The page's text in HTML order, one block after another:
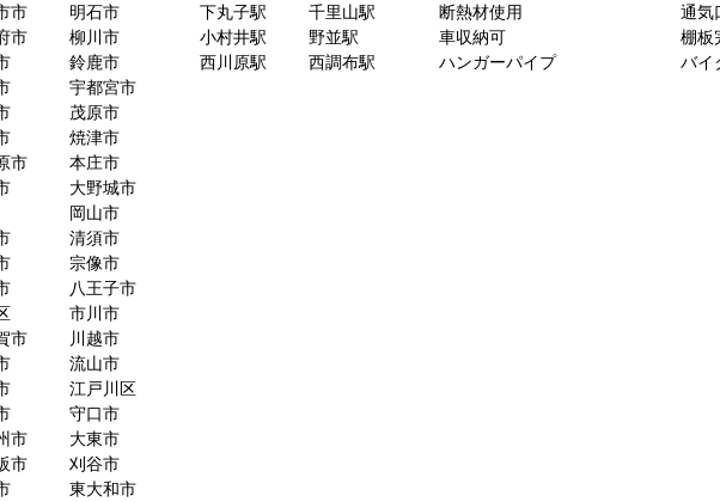
市
明石市
市
柳川市
鈴鹿市
宇都宮市
茂原市
焼津市
市
本庄市
大野城市
岡山市
清須市
宗像市
八王子市
市川市
市
川越市
流山市
江戸川区
守口市
市
大東市
市
刈谷市
東大和市
下丸子駅
千里山駅
小村井駅
野並駅
西川原駅
西調布駅
断熱材使用
通気
車収納可
棚板
ハンガーパイプ
バイ